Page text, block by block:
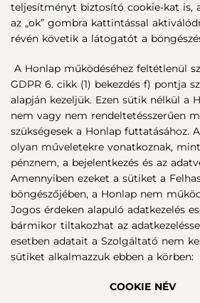
teljesítményt biztosító cookie-kat is,
az „ok” gombra kattintással
révén követik a látogatót a
A Honlap működéséhez feltétlenül
GDPR 6. cikk (1) bekezdés f) pontja
alapján kezeljük. Ezen sütik nélkül a
nem vagy nem rendeltetésszerűen
szükségesek a Honlap futtatásához.
olyan műveletekre vonatkoznak,
pénznem, a bejelentkezés és az
Amennyiben ezeket a sütiket a
böngészőjében, a Honlap nem
Jogos érdeken alapuló adatkezelés
bármikor tiltakozhat az
esetben adatait a Szolgáltató nem
sütiket alkalmazzuk ebben a körben:
COOKIE NÉV